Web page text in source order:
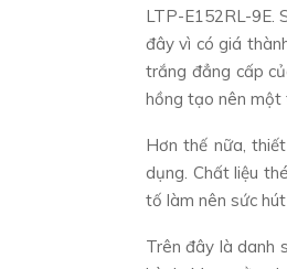
LTP-E152RL-9E.
đây vì có giá
trắng đẳng cấp
hồng tạo nên một
Hơn thế nữa,
dụng. Chất liệu
tố làm nên sức
Trên đây là danh